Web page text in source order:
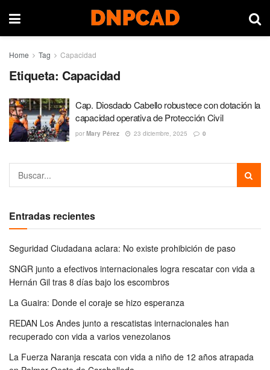
Home Tag Capacidad
Etiqueta: Capacidad
Cap. Diosdado Cabello robustece con dotación la
capacidad operativa de Protección Civil
por Mary Pérez 23 diciembre, 2025 0
Entradas recientes
Seguridad Ciudadana aclara: No existe prohibición de paso
SNGR junto a efectivos internacionales logra rescatar con vida a
Hernán Gil tras 8 días bajo los escombros
La Guaira: Donde el coraje se hizo esperanza
REDAN Los Andes junto a rescatistas internacionales han
recuperado con vida a varios venezolanos
La Fuerza Naranja rescata con vida a niño de 12 años atrapada